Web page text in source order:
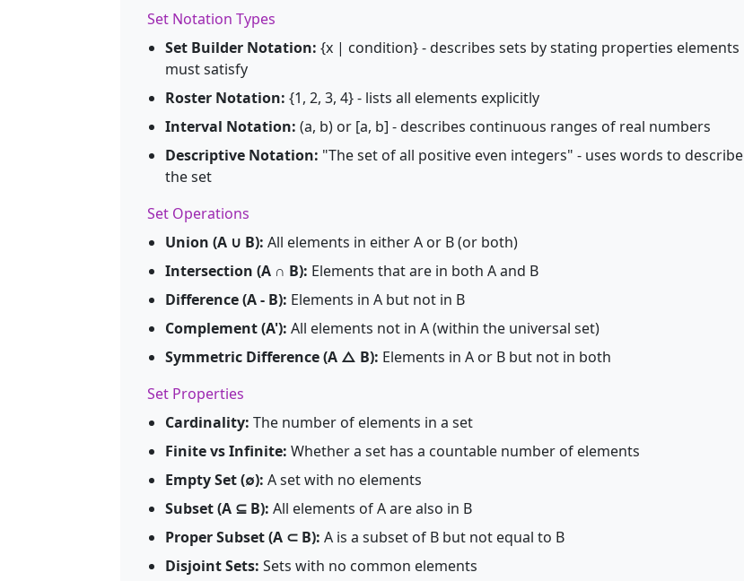
Set Notation Types
Set Builder Notation: {x | condition} - describes sets by stating properties elements
must satisfy
Roster Notation: {1, 2, 3, 4} - lists all elements explicitly
Interval Notation: (a, b) or [a, b] - describes continuous ranges of real numbers
Descriptive Notation: "The set of all positive even integers" - uses words to describe
the set
Set Operations
Union (A ∪ B): All elements in either A or B (or both)
Intersection (A ∩ B): Elements that are in both A and B
Difference (A - B): Elements in A but not in B
Complement (A'): All elements not in A (within the universal set)
Symmetric Difference (A △ B): Elements in A or B but not in both
Set Properties
Cardinality: The number of elements in a set
Finite vs Infinite: Whether a set has a countable number of elements
Empty Set (∅): A set with no elements
Subset (A ⊆ B): All elements of A are also in B
Proper Subset (A ⊂ B): A is a subset of B but not equal to B
Disjoint Sets: Sets with no common elements